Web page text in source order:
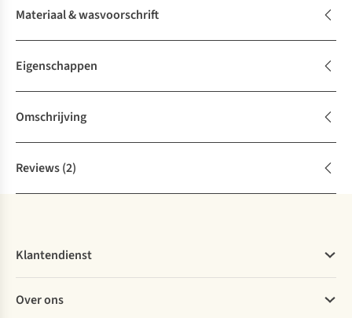
Materiaal & wasvoorschrift
Eigenschappen
Omschrijving
Reviews(2)
Klantendienst
Bestellen
Over ons